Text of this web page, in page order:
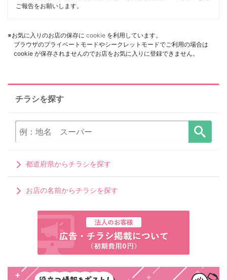
ご報告をお願いします。
※お気に入りのお店の保存に cookie を利用しています。
ブラウザのプライベートモードやシークレットモードでご利用の場合は
cookie が保存されませんのでお店をお気に入りに登録できません。
チラシを探す
都道府県からチラシを探す
お店の名前からチラシを探す